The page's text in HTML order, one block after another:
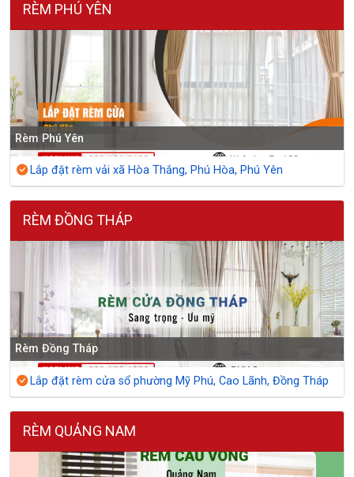
RÈM PHÚ YÊN
Rèm Phú Yên
Lắp đặt rèm vải xã Hòa Thắng, Phú Hòa, Phú Yên
RÈM ĐỒNG THÁP
Rèm Đồng Tháp
Lắp đặt rèm cửa sổ phường Mỹ Phú, Cao Lãnh, Đồng Tháp
RÈM QUẢNG NAM